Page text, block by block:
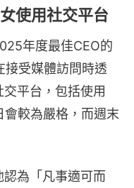
使用社交平台
年度最佳CEO的
受媒體訪問時透
平台，包括使用
較為嚴格，而週末
為「凡事適可而